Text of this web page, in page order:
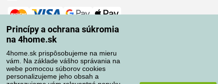
Princípy a ochrana súkromia
na 4home.sk
4home.sk prispôsobujeme na mieru
vám. Na základe vášho správania na
webe pomocou súborov cookies
personalizujeme jeho obsah a
Spoľahlivý obchod